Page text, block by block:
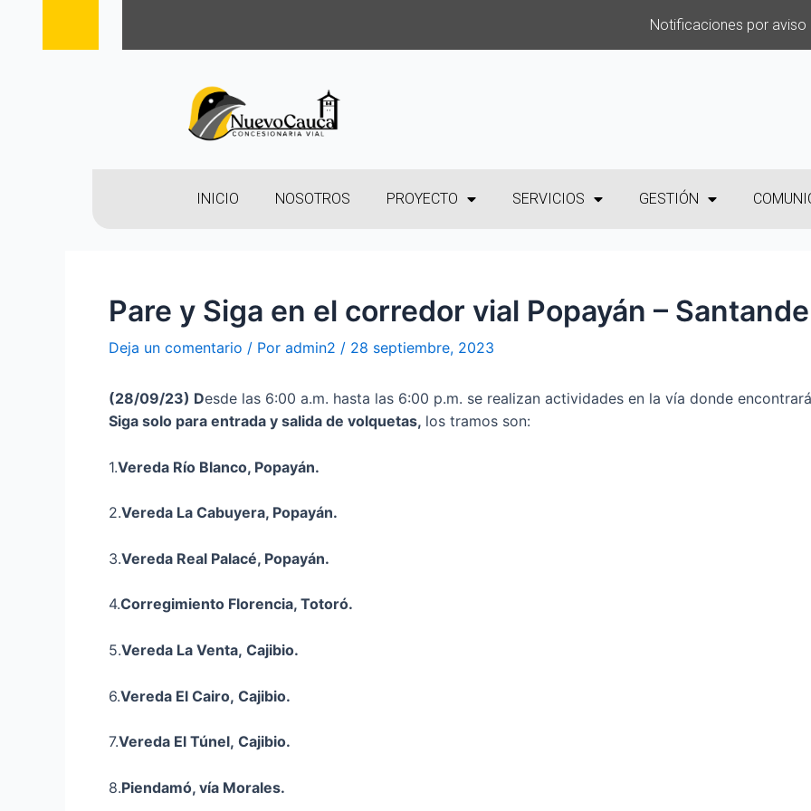
Notificaciones por aviso
INICIO NOSOTROS PROYECTO SERVICIOS GESTIÓN
Pare y Siga en el corredor vial Popayán –
Deja un comentario / Por admin2 / 28 septiembre, 2023
(28/09/23) Desde las 6:00 a.m. hasta las 6:00 p.m. se realizan actividades en la vía donde
Siga solo para entrada y salida de volquetas, los tramos son:
1.Vereda Río Blanco, Popayán.
2.Vereda La Cabuyera, Popayán.
3.Vereda Real Palacé, Popayán.
4.Corregimiento Florencia, Totoró.
5.Vereda La Venta, Cajibio.
6.Vereda El Cairo, Cajibio.
7.Vereda El Túnel, Cajibio.
8.Piendamó, vía Morales.